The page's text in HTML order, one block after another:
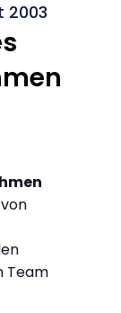
2003
Team